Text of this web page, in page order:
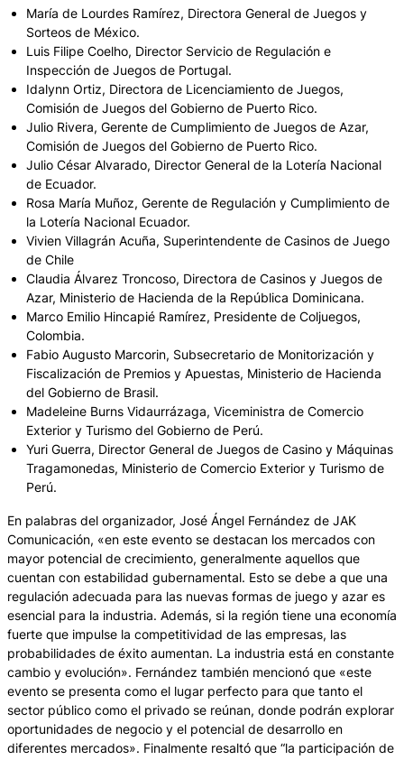
María de Lourdes Ramírez, Directora General de Juegos y
Sorteos de México.
Luis Filipe Coelho, Director Servicio de Regulación e
Inspección de Juegos de Portugal.
Idalynn Ortiz, Directora de Licenciamiento de Juegos,
Comisión de Juegos del Gobierno de Puerto Rico.
Julio Rivera, Gerente de Cumplimiento de Juegos de Azar,
Comisión de Juegos del Gobierno de Puerto Rico.
Julio César Alvarado, Director General de la Lotería Nacional
de Ecuador.
Rosa María Muñoz, Gerente de Regulación y Cumplimiento de
la Lotería Nacional Ecuador.
Vivien Villagrán Acuña, Superintendente de Casinos de Juego
de Chile
Claudia Álvarez Troncoso, Directora de Casinos y Juegos de
Azar, Ministerio de Hacienda de la República Dominicana.
Marco Emilio Hincapié Ramírez, Presidente de Coljuegos,
Colombia.
Fabio Augusto Marcorin, Subsecretario de Monitorización y
Fiscalización de Premios y Apuestas, Ministerio de Hacienda
del Gobierno de Brasil.
Madeleine Burns Vidaurrázaga, Viceministra de Comercio
Exterior y Turismo del Gobierno de Perú.
Yuri Guerra, Director General de Juegos de Casino y Máquinas
Tragamonedas, Ministerio de Comercio Exterior y Turismo de
Perú.
En palabras del organizador, José Ángel Fernández de JAK
Comunicación, «en este evento se destacan los mercados con
mayor potencial de crecimiento, generalmente aquellos que
cuentan con estabilidad gubernamental. Esto se debe a que una
regulación adecuada para las nuevas formas de juego y azar es
esencial para la industria. Además, si la región tiene una economía
fuerte que impulse la competitividad de las empresas, las
probabilidades de éxito aumentan. La industria está en constante
cambio y evolución». Fernández también mencionó que «este
evento se presenta como el lugar perfecto para que tanto el
sector público como el privado se reúnan, donde podrán explorar
oportunidades de negocio y el potencial de desarrollo en
diferentes mercados». Finalmente resaltó que “la participación de